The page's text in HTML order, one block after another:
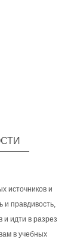
источников и
и правдивость,
и идти в разрез
в учебных